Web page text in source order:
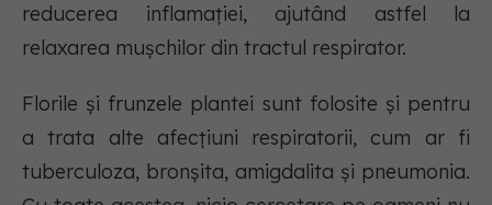
reducerea inflamației, ajutând astfel la
relaxarea mușchilor din tractul respirator.
Florile și frunzele plantei sunt folosite și pentru
a trata alte afecțiuni respiratorii, cum ar fi
tuberculoza, bronșita, amigdalita și pneumonia.